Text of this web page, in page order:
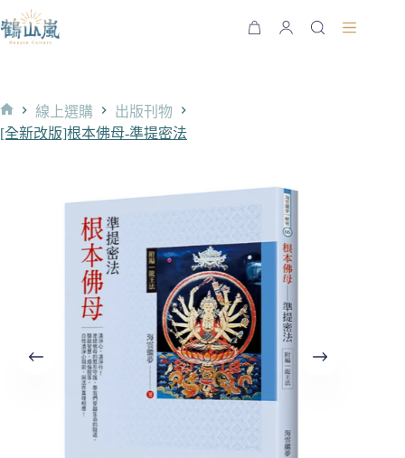
至
容
購
首
線上選購
出版刊物
[全新改版]根本佛母-準提密法